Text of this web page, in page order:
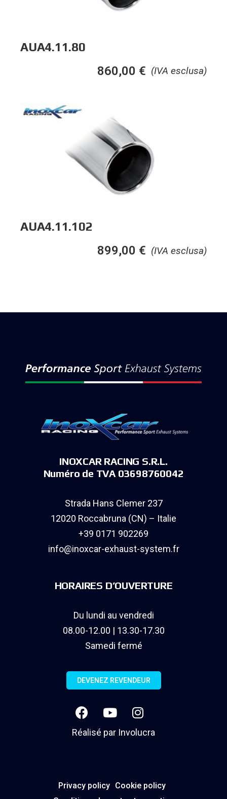
AUA4.11.80
(IVA esclusa)
860,00 €
AUA4.11.102
(IVA esclusa)
899,00 €
INOXCAR RACING S.R.L.
Numéro de TVA 03698760042
Strada Hans Clemer 237
12020 Roccabruna (CN) – Italie
+39 0171 902269
info@inoxcar-exhaust-system.fr
HORAIRES D’OUVERTURE
Du lundi au vendredi
08.00-12.00 | 13.30-17.30
Samedi fermé
DEVENEZ REVENDEUR
Réalisé par Involucra
Privacy policy Cookie policy